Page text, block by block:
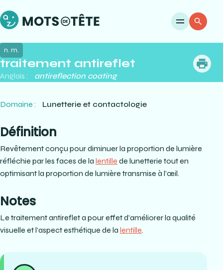
traitement antireflet
n. m.
Anglais : antireflection coating
Domaine : Lunetterie et contactologie
Définition
Revêtement conçu pour diminuer la proportion de lumière
réfléchie par les faces de la lentille de lunetterie tout en
optimisant la proportion de lumière transmise à l’œil.
Notes
Le traitement antireflet a pour effet d’améliorer la qualité
visuelle et l’aspect esthétique de la lentille.